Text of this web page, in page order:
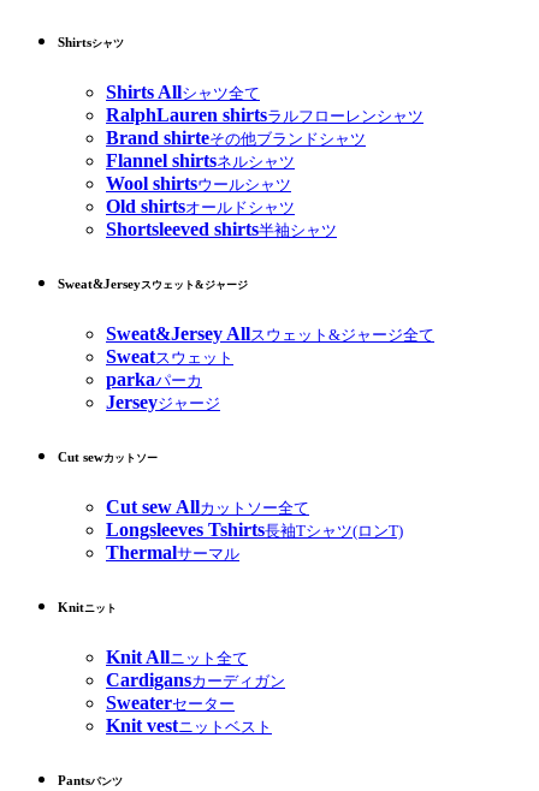
Shirtsシャツ
Shirts Allシャツ全て
RalphLauren shirtsラルフローレンシャツ
Brand shirteその他ブランドシャツ
Flannel shirtsネルシャツ
Wool shirtsウールシャツ
Old shirtsオールドシャツ
Shortsleeved shirts半袖シャツ
Sweat&Jerseyスウェット&ジャージ
Sweat&Jersey Allスウェット&ジャージ全て
Sweatスウェット
parkaパーカ
Jerseyジャージ
Cut sewカットソー
Cut sew Allカットソー全て
Longsleeves Tshirts長袖Tシャツ(ロンT)
Thermalサーマル
Knitニット
Knit Allニット全て
Cardigansカーディガン
Sweaterセーター
Knit vestニットベスト
Pantsパンツ